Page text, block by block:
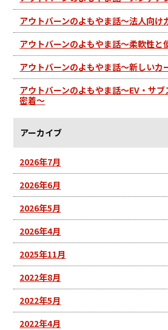
アウトバーンのよもやま話～法人向け
アウトバーンのよもやま話～柔軟性と
アウトバーンのよもやま話～新しいカ
アウトバーンのよもやま話～EV・サ
密着～
アーカイブ
2026年7月
2026年6月
2026年5月
2026年4月
2025年11月
2022年8月
2022年5月
2022年4月